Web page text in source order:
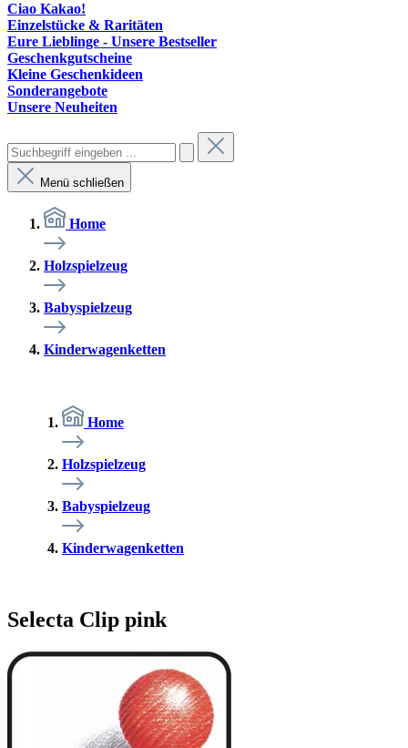
Ciao Kakao!
Einzelstücke & Raritäten
Eure Lieblinge - Unsere Bestseller
Geschenkgutscheine
Kleine Geschenkideen
Sonderangebote
Unsere Neuheiten
Menü schließen
Home
Holzspielzeug
Babyspielzeug
Kinderwagenketten
Home
Holzspielzeug
Babyspielzeug
Kinderwagenketten
Selecta Clip pink